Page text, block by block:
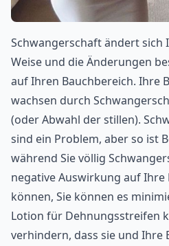
Schwangerschaft ändert
Weise und die Änderungen
auf Ihren Bauchbereich. Ihre
wachsen durch
(oder Abwahl der stillen).
sind ein Problem, aber so ist
während Sie völlig
negative Auswirkung auf
können, Sie können es
Lotion für Dehnungsstreifen
verhindern, dass sie und Ihre